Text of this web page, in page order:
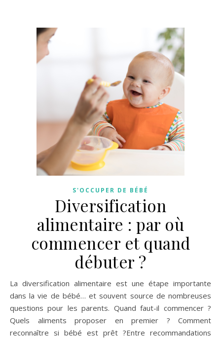
S'OCCUPER DE BÉBÉ
Diversification
alimentaire : par où
commencer et quand
débuter ?
La diversification alimentaire est une étape importante
dans la vie de bébé… et souvent source de nombreuses
questions pour les parents. Quand faut-il commencer ?
Quels aliments proposer en premier ? Comment
reconnaître si bébé est prêt ?Entre recommandations